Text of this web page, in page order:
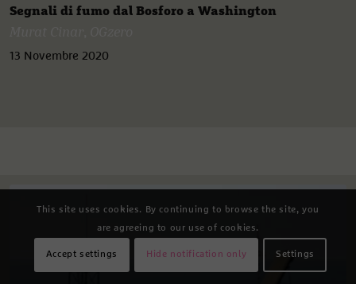
Segnali di fumo dal Bosforo a Washington
13 Novembre 2020
This site uses cookies. By continuing to browse the site, you
are agreeing to our use of cookies.
Accept settings Hide notification only Settings